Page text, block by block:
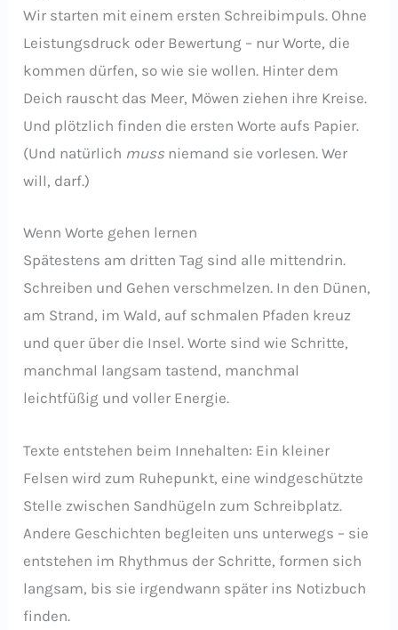
Wir starten mit einem ersten Schreibimpuls. Ohne
Leistungsdruck oder Bewertung – nur Worte, die
kommen dürfen, so wie sie wollen. Hinter dem
Deich rauscht das Meer, Möwen ziehen ihre Kreise.
Und plötzlich finden die ersten Worte aufs Papier.
(Und natürlich muss niemand sie vorlesen. Wer
will, darf.)
Wenn Worte gehen lernen
Spätestens am dritten Tag sind alle mittendrin.
Schreiben und Gehen verschmelzen. In den Dünen,
am Strand, im Wald, auf schmalen Pfaden kreuz
und quer über die Insel. Worte sind wie Schritte,
manchmal langsam tastend, manchmal
leichtfüßig und voller Energie.
Texte entstehen beim Innehalten: Ein kleiner
Felsen wird zum Ruhepunkt, eine windgeschützte
Stelle zwischen Sandhügeln zum Schreibplatz.
Andere Geschichten begleiten uns unterwegs – sie
entstehen im Rhythmus der Schritte, formen sich
langsam, bis sie irgendwann später ins Notizbuch
finden.